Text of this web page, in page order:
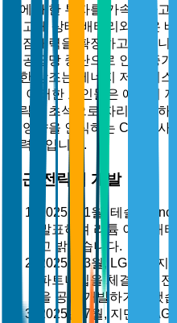
문에 대한 투자를 가속화하
흥 고체 상태 배터리와 같은
의 잠재력을 확장하고 있습
과 공급망 중단으로 인해 증
대한 강조는 에너지 저장 시
다. 이러한 요인들은 에너지
전략의 초석으로 자리잡게 하
와 영향을 인식하는 C급 의사
매력적입니다.
최근 전략적 개발
2025년 1월, 테슬라,
발표하며 리튬 이온 배
고 밝혔습니다.
2025년 3월, LG 에너지
파트너십을 체결하여
을 공동 개발하기로 했
2025년 7월, 지멘스 AG